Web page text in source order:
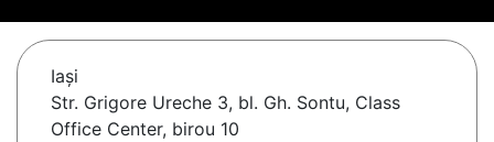
Iaşi
Str. Grigore Ureche 3, bl. Gh. Sontu, Class
Office Center, birou 10